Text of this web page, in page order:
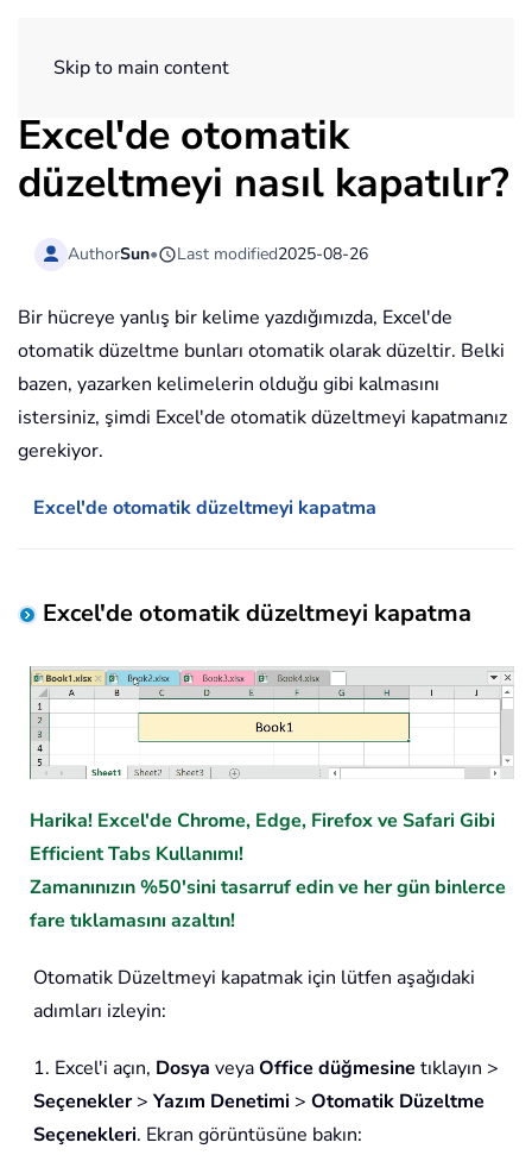
Skip to main content
Excel'de otomatik
düzeltmeyi nasıl kapatılır?
AuthorSun• Last modified2025-08-26
Bir hücreye yanlış bir kelime yazdığımızda, Excel'de
otomatik düzeltme bunları otomatik olarak düzeltir. Belki
bazen, yazarken kelimelerin olduğu gibi kalmasını
istersiniz, şimdi Excel'de otomatik düzeltmeyi kapatmanız
gerekiyor.
Excel'de otomatik düzeltmeyi kapatma
Excel'de otomatik düzeltmeyi kapatma
Harika! Excel'de Chrome, Edge, Firefox ve Safari Gibi
Efficient Tabs Kullanımı!
Zamanınızın %50'sini tasarruf edin ve her gün binlerce
fare tıklamasını azaltın!
Otomatik Düzeltmeyi kapatmak için lütfen aşağıdaki
adımları izleyin:
1. Excel'i açın, Dosya veyaOffice düğmesine tıklayın >
Seçenekler> Yazım Denetimi > Otomatik Düzeltme
Seçenekleri. Ekran görüntüsüne bakın: